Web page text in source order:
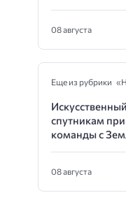
08 августа
Еще из рубрики
спутникам
команды с
08 августа